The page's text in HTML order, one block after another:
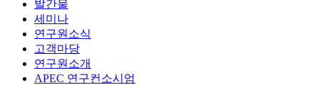
발간물
세미나
연구원소식
고객마당
연구원소개
APEC 연구컨소시엄